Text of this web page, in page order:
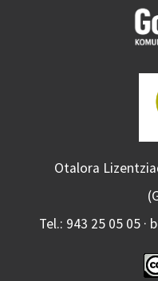
Otalora
Tel.: 943 25 05 05